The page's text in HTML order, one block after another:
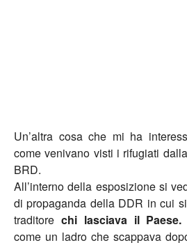
Un’altra cosa che mi ha
come venivano visti i rifugiati
BRD.
All’interno della esposizione si
di propaganda della DDR in cui
traditore chi lasciava il Paese.
come un ladro che scappava